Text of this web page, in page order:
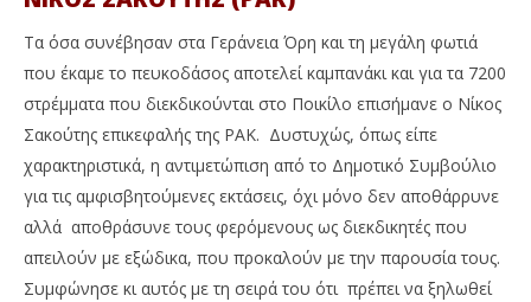
Τα όσα συνέβησαν στα Γεράνεια Όρη και τη μεγάλη φωτιά
που έκαμε το πευκοδάσος αποτελεί καμπανάκι και για τα 7200
στρέμματα που διεκδικούνται στο Ποικίλο επισήμανε ο Νίκος
Σακούτης επικεφαλής της ΡΑΚ. Δυστυχώς, όπως είπε
χαρακτηριστικά, η αντιμετώπιση από το Δημοτικό Συμβούλιο
για τις αμφισβητούμενες εκτάσεις, όχι μόνο δεν αποθάρρυνε
αλλά αποθράσυνε τους φερόμενους ως διεκδικητές που
απειλούν με εξώδικα, που προκαλούν με την παρουσία τους.
Συμφώνησε κι αυτός με τη σειρά του ότι πρέπει να ξηλωθεί